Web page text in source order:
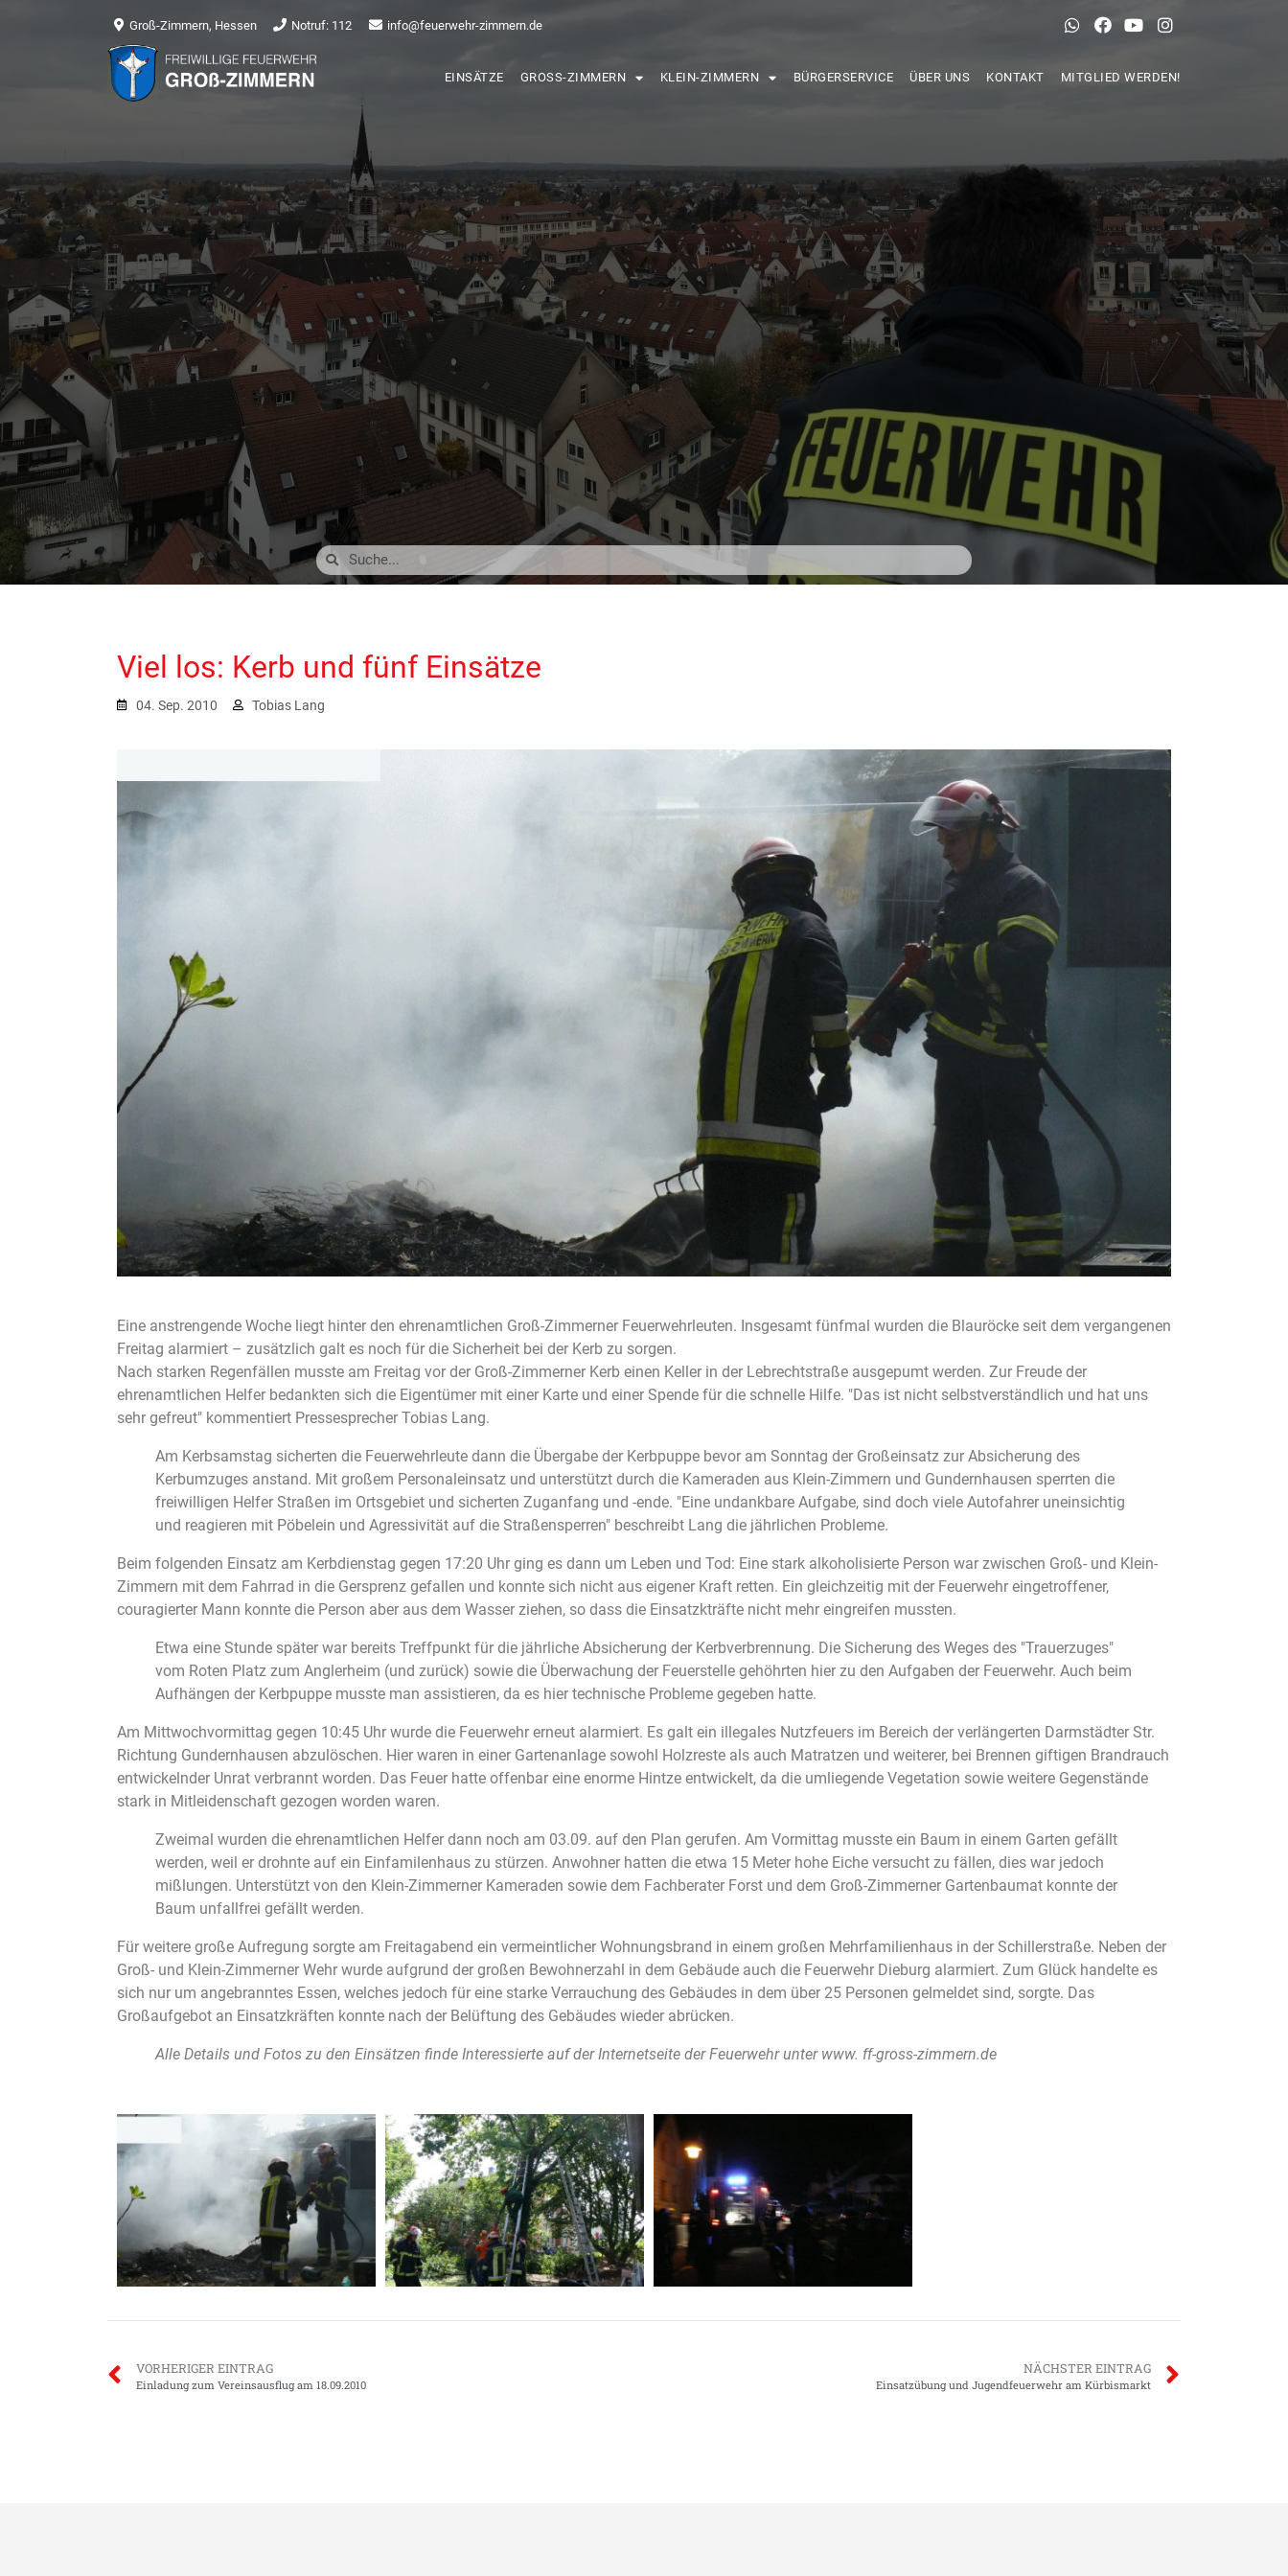
Groß-Zimmern, Hessen Notruf: 112 info@feuerwehr-zimmern.de
EINSÄTZE GROSS-ZIMMERN KLEIN-ZIMMERN BÜRGERSERVICE ÜBER UNS KONTAKT MITGLIED WERDEN!
Viel los: Kerb und fünf Einsätze
04. Sep. 2010 Tobias Lang
Eine anstrengende Woche liegt hinter den ehrenamtlichen Groß-Zimmerner Feuerwehrleuten. Insgesamt fünfmal wurden die Blauröcke seit dem vergangenen
Freitag alarmiert – zusätzlich galt es noch für die Sicherheit bei der Kerb zu sorgen.
Nach starken Regenfällen musste am Freitag vor der Groß-Zimmerner Kerb einen Keller in der Lebrechtstraße ausgepumt werden. Zur Freude der
ehrenamtlichen Helfer bedankten sich die Eigentümer mit einer Karte und einer Spende für die schnelle Hilfe. "Das ist nicht selbstverständlich und hat uns
sehr gefreut" kommentiert Pressesprecher Tobias Lang.
Am Kerbsamstag sicherten die Feuerwehrleute dann die Übergabe der Kerbpuppe bevor am Sonntag der Großeinsatz zur Absicherung des
Kerbumzuges anstand. Mit großem Personaleinsatz und unterstützt durch die Kameraden aus Klein-Zimmern und Gundernhausen sperrten die
freiwilligen Helfer Straßen im Ortsgebiet und sicherten Zuganfang und -ende. "Eine undankbare Aufgabe, sind doch viele Autofahrer uneinsichtig
und reagieren mit Pöbelein und Agressivität auf die Straßensperren" beschreibt Lang die jährlichen Probleme.
Beim folgenden Einsatz am Kerbdienstag gegen 17:20 Uhr ging es dann um Leben und Tod: Eine stark alkoholisierte Person war zwischen Groß- und Klein-
Zimmern mit dem Fahrrad in die Gersprenz gefallen und konnte sich nicht aus eigener Kraft retten. Ein gleichzeitig mit der Feuerwehr eingetroffener,
couragierter Mann konnte die Person aber aus dem Wasser ziehen, so dass die Einsatzkträfte nicht mehr eingreifen mussten.
Etwa eine Stunde später war bereits Treffpunkt für die jährliche Absicherung der Kerbverbrennung. Die Sicherung des Weges des "Trauerzuges"
vom Roten Platz zum Anglerheim (und zurück) sowie die Überwachung der Feuerstelle gehöhrten hier zu den Aufgaben der Feuerwehr. Auch beim
Aufhängen der Kerbpuppe musste man assistieren, da es hier technische Probleme gegeben hatte.
Am Mittwochvormittag gegen 10:45 Uhr wurde die Feuerwehr erneut alarmiert. Es galt ein illegales Nutzfeuers im Bereich der verlängerten Darmstädter Str.
Richtung Gundernhausen abzulöschen. Hier waren in einer Gartenanlage sowohl Holzreste als auch Matratzen und weiterer, bei Brennen giftigen Brandrauch
entwickelnder Unrat verbrannt worden. Das Feuer hatte offenbar eine enorme Hintze entwickelt, da die umliegende Vegetation sowie weitere Gegenstände
stark in Mitleidenschaft gezogen worden waren.
Zweimal wurden die ehrenamtlichen Helfer dann noch am 03.09. auf den Plan gerufen. Am Vormittag musste ein Baum in einem Garten gefällt
werden, weil er drohnte auf ein Einfamilenhaus zu stürzen. Anwohner hatten die etwa 15 Meter hohe Eiche versucht zu fällen, dies war jedoch
mißlungen. Unterstützt von den Klein-Zimmerner Kameraden sowie dem Fachberater Forst und dem Groß-Zimmerner Gartenbaumat konnte der
Baum unfallfrei gefällt werden.
Für weitere große Aufregung sorgte am Freitagabend ein vermeintlicher Wohnungsbrand in einem großen Mehrfamilienhaus in der Schillerstraße. Neben der
Groß- und Klein-Zimmerner Wehr wurde aufgrund der großen Bewohnerzahl in dem Gebäude auch die Feuerwehr Dieburg alarmiert. Zum Glück handelte es
sich nur um angebranntes Essen, welches jedoch für eine starke Verrauchung des Gebäudes in dem über 25 Personen gelmeldet sind, sorgte. Das
Großaufgebot an Einsatzkräften konnte nach der Belüftung des Gebäudes wieder abrücken.
Alle Details und Fotos zu den Einsätzen finde Interessierte auf der Internetseite der Feuerwehr unter www. ff-gross-zimmern.de
VORHERIGER EINTRAG
Einladung zum Vereinsausflug am 18.09.2010
NÄCHSTER EINTRAG
Einsatzübung und Jugendfeuerwehr am Kürbismarkt